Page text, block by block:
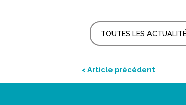
TOUTES LES
< Article précédent